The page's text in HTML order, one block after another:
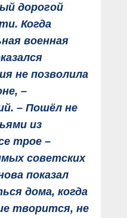
дорогой
Когда
военная
не позволила
–
– Пошёл не
из
трое –
советских
показал
дома, когда
творится, не